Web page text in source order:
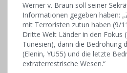
Werner v. Braun soll seiner
Informationen gegeben haben:
mit Terroristen zutun haben (9/
Dritte Welt Länder in den Fokus
Tunesien), dann die Bedrohung
(Elenin, YU55) und die letzte
extraterrestrische Wesen.“